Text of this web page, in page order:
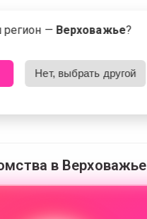
в Верховажье Что это?
в Верховажье
регион — Верховажье?
Нет, выбрать другой